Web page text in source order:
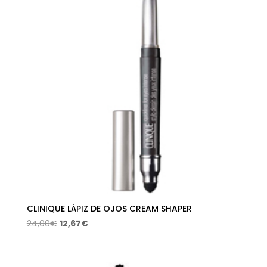
CLINIQUE LÁPIZ DE OJOS CREAM SHAPER
24,00€ El
12,67€El